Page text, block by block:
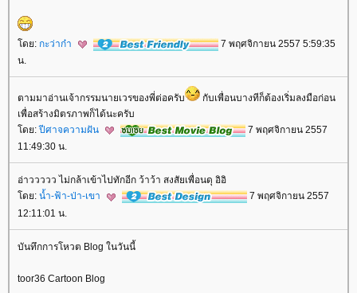
ดย: กะว่าก๋า
7 พฤศจิกายน 2557 5:59:35
น.
ตามมาอ่านเจ้ากรรมนายเวรของพี่ต่อครับ
กับเพื่อนบางทีก็ต้องเริ่มลงมือก่อน
เพื่อสร้างมิตรภาพก็ได้นะครับ
ดย:ปีศาจความฝัน
7 พฤศจิกายน 2557
11:49:30 น.
อ่าววววว ไม่กล้าเข้าไปทักอีก ว้าว้า สงสัยเพื่อนดุ อิอิ
ดย: น้ำ-ฟ้า-ป่า-เขา
7 พฤศจิกายน 2557
12:11:01 น.
บันทึกการโหวต Blog ในวันนี้
toor36 Cartoon Blog